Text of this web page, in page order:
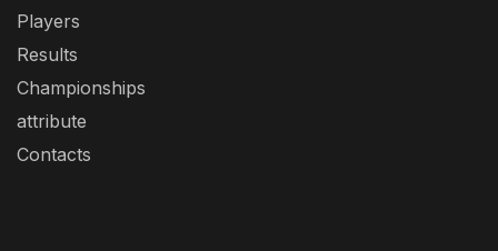
Players
Results
Championships
attribute
Contacts